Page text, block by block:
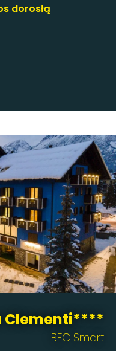
dorosłą
Clementi****
BFC Smart